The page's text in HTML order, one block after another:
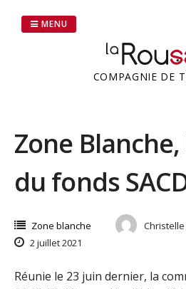
COMPAGNIE DE
MENU
Zone
du fonds
Zone blanche
2 juillet 2021
Réunie le 23 juin dernier, la